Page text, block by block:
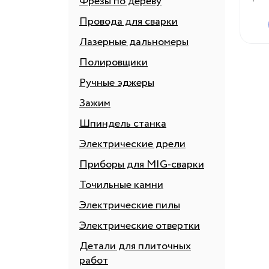
Провода для сварки
Лазерные дальномеры
Полировщики
Ручные эджеры
Зажим
Шпиндель станка
Электрические дрели
Приборы для MIG-сварки
Точильные камни
Электрические пилы
Электрические отвертки
Детали для плиточных
работ